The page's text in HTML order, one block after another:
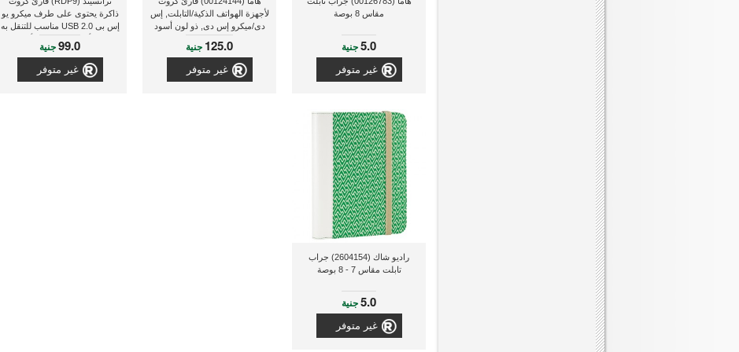
مقاس 8 بوصة
5.0جنية
غير متوفر
لأجهزة الهواتف الذكية/التابلت, إس
دى/ميكرو إس دى, ذو لون أسود
125.0 جنية
غير متوفر
ذاكرة يحتوى على طرف ميكرو يو
إس بى USB 2.0 مناسب للتنقل به
فى أى مكان ذو لون أسود
99.0جنية
غير متوفر
راديو شاك (2604154) جراب
تابلت مقاس 7 - 8 بوصة
5.0جنية
غير متوفر